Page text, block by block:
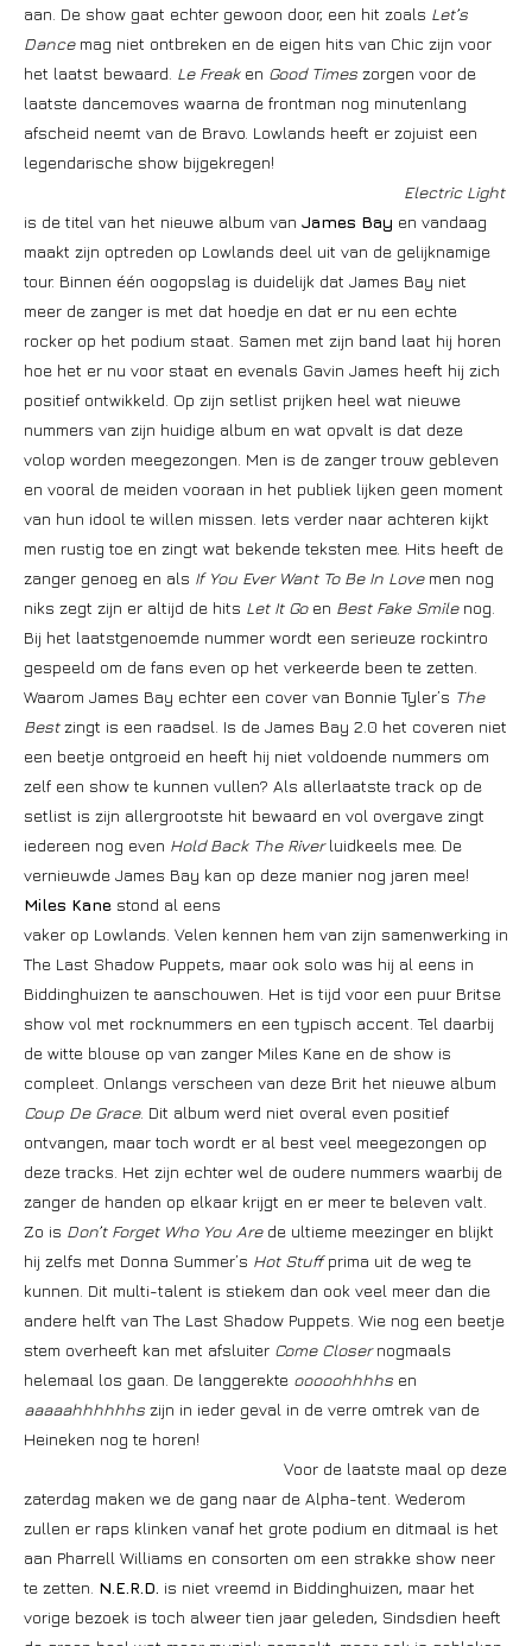
aan. De show gaat echter gewoon door, een hit zoals Let’s
Dancemag niet ontbreken en de eigen hits van Chic zijn voor
het laatst bewaard. Le Freaken Good Times zorgen voor de
laatste dancemoves waarna de frontman nog minutenlang
afscheid neemt van de Bravo. Lowlands heeft er zojuist een
legendarische show bijgekregen!
Electric Light
is de titel van het nieuwe album van James Bay en vandaag
maakt zijn optreden op Lowlands deel uit van de gelijknamige
tour. Binnen één oogopslag is duidelijk dat James Bay niet
meer de zanger is met dat hoedje en dat er nu een echte
rocker op het podium staat. Samen met zijn band laat hij horen
hoe het er nu voor staat en evenals Gavin James heeft hij zich
positief ontwikkeld. Op zijn setlist prijken heel wat nieuwe
nummers van zijn huidige album en wat opvalt is dat deze
volop worden meegezongen. Men is de zanger trouw gebleven
en vooral de meiden vooraan in het publiek lijken geen moment
van hun idool te willen missen. Iets verder naar achteren kijkt
men rustig toe en zingt wat bekende teksten mee. Hits heeft de
zanger genoeg en als If You Ever Want To Be In Lovemen nog
niks zegt zijn er altijd de hits Let It Goen Best Fake Smilenog.
Bij het laatstgenoemde nummer wordt een serieuze rockintro
gespeeld om de fans even op het verkeerde been te zetten.
Waarom James Bay echter een cover van Bonnie Tyler’s The
Bestzingt is een raadsel. Is de James Bay 2.0 het coveren niet
een beetje ontgroeid en heeft hij niet voldoende nummers om
zelf een show te kunnen vullen? Als allerlaatste track op de
setlist is zijn allergrootste hit bewaard en vol overgave zingt
iedereen nog even Hold Back The Riverluidkeels mee. De
vernieuwde James Bay kan op deze manier nog jaren mee!
Miles Kane stond al eens
vaker op Lowlands. Velen kennen hem van zijn samenwerking in
The Last Shadow Puppets, maar ook solo was hij al eens in
Biddinghuizen te aanschouwen. Het is tijd voor een puur Britse
show vol met rocknummers en een typisch accent. Tel daarbij
de witte blouse op van zanger Miles Kane en de show is
compleet. Onlangs verscheen van deze Brit het nieuwe album
Coup De Grace. Dit album werd niet overal even positief
ontvangen, maar toch wordt er al best veel meegezongen op
deze tracks. Het zijn echter wel de oudere nummers waarbij de
zanger de handen op elkaar krijgt en er meer te beleven valt.
Zo is Don’t Forget Who You Arede ultieme meezinger en blijkt
hij zelfs met Donna Summer’s Hot Stuffprima uit de weg te
kunnen. Dit multi-talent is stiekem dan ook veel meer dan die
andere helft van The Last Shadow Puppets. Wie nog een beetje
stem overheeft kan met afsluiter Come Closernogmaals
helemaal los gaan. De langgerekte ooooohhhhs en
aaaaahhhhhhs zijn in ieder geval in de verre omtrek van de
Heineken nog te horen!
Voor de laatste maal op deze
zaterdag maken we de gang naar de Alpha-tent. Wederom
zullen er raps klinken vanaf het grote podium en ditmaal is het
aan Pharrell Williams en consorten om een strakke show neer
te zetten. N.E.R.D. is niet vreemd in Biddinghuizen, maar het
vorige bezoek is toch alweer tien jaar geleden, Sindsdien heeft